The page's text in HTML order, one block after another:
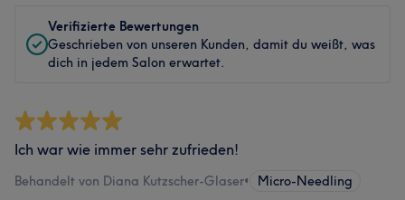
Verifizierte Bewertungen
Geschrieben von unseren Kunden, damit du weißt, was
dich in jedem Salon erwartet.
Ich war wie immer sehr zufrieden!
Behandelt von Diana Kutzscher-Glaser• Micro-Needling